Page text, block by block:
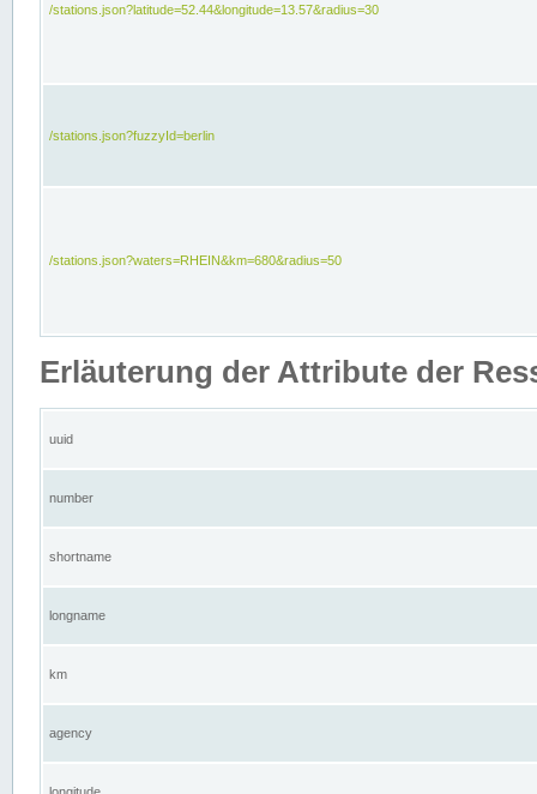
/stations.json?latitude=52.44&longitude=13.57&radius=30
/stations.json?fuzzyId=berlin
/stations.json?waters=RHEIN&km=680&radius=50
Erläuterung der Attribute der
uuid
number
shortname
longname
km
agency